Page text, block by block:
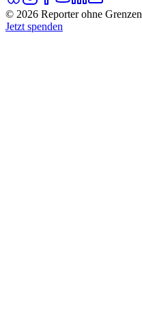
© 2026 Reporter ohne Grenzen
Jetzt spenden